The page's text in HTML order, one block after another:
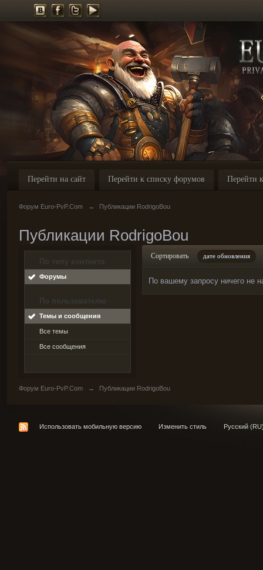
Перейти на сайт Перейти к списку форумов Перейти
Форум Euro-PvP.Com → Публикации RodrigoBou
Публикации RodrigoBou
По типу контента
Форумы
По пользователю
Темы и сообщения
Все темы
Все сообщения
Сортировать дате обновления
По вашему запросу ничего не
Форум Euro-PvP.Com → Публикации RodrigoBou
Использовать мобильную версию Изменить стиль Русский